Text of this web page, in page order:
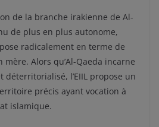
de la branche irakienne de Al-
de plus en plus autonome,
radicalement en terme de
mère. Alors qu’Al-Qaeda incarne
l’EIIL propose un
précis ayant vocation à
islamique.